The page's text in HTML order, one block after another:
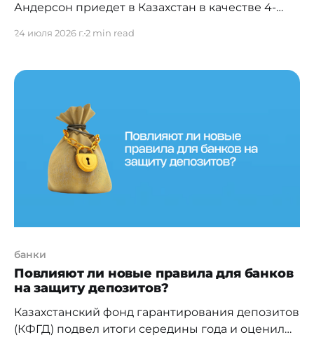
Андерсон приедет в Казахстан в качестве 4-
истории представит сразу четырех
Костеру-Вальдау, Иньяки Годою и Тазу
Скайлару присоединится британский
24 июля 2026 г.2 min read
банки
Повлияют ли новые правила для банков
на защиту депозитов?
Казахстанский фонд гарантирования депозитов
(КФГД) подвел итоги середины года и оценил